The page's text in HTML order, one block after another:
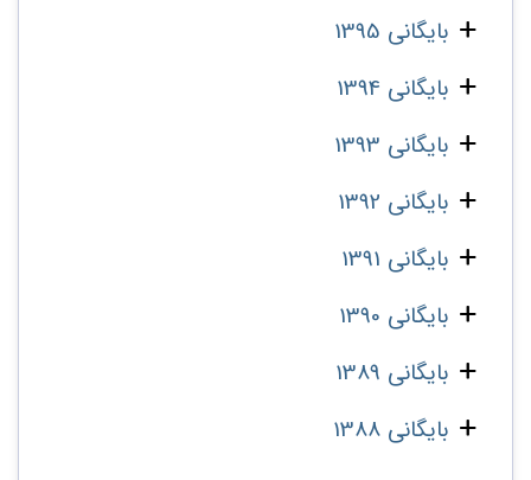
بایگانی 1395
بایگانی 1394
بایگانی 1393
بایگانی 1392
بایگانی 1391
بایگانی 1390
بایگانی 1389
بایگانی 1388